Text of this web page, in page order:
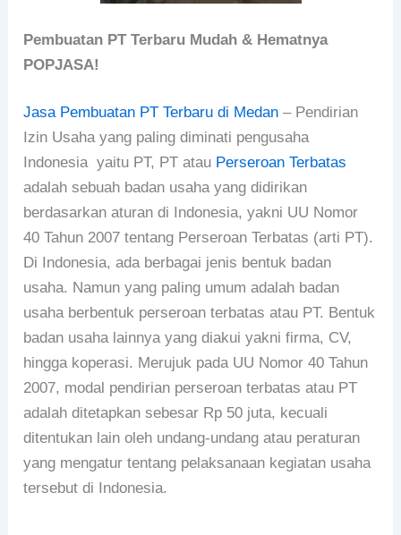
Pembuatan PT Terbaru Mudah & Hematnya
POPJASA!
Jasa Pembuatan PT Terbaru di Medan – Pendirian
Izin Usaha yang paling diminati pengusaha
Indonesia yaitu PT, PT atau Perseroan Terbatas
adalah sebuah badan usaha yang didirikan
berdasarkan aturan di Indonesia, yakni UU Nomor
40 Tahun 2007 tentang Perseroan Terbatas (arti PT).
Di Indonesia, ada berbagai jenis bentuk badan
usaha. Namun yang paling umum adalah badan
usaha berbentuk perseroan terbatas atau PT. Bentuk
badan usaha lainnya yang diakui yakni firma, CV,
hingga koperasi. Merujuk pada UU Nomor 40 Tahun
2007, modal pendirian perseroan terbatas atau PT
adalah ditetapkan sebesar Rp 50 juta, kecuali
ditentukan lain oleh undang-undang atau peraturan
yang mengatur tentang pelaksanaan kegiatan usaha
tersebut di Indonesia.